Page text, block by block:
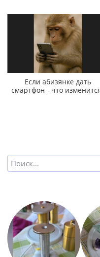
Если абизянке дать
смартфон - что